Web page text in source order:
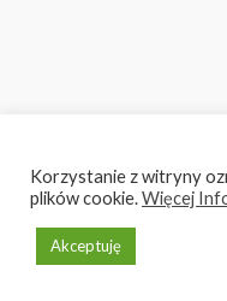
Korzystanie z witryny
plików cookie.Więcej
Akceptuję